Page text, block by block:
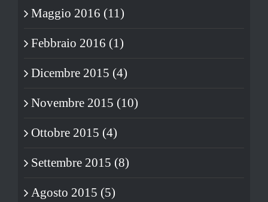
Maggio 2016 (11)
Febbraio 2016 (1)
Dicembre 2015 (4)
Novembre 2015 (10)
Ottobre 2015 (4)
Settembre 2015 (8)
Agosto 2015 (5)